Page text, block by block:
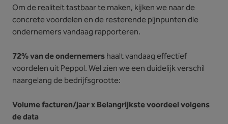
Om de realiteit tastbaar te maken, kijken we naar de
concrete voordelen en de resterende pijnpunten die
ondernemers vandaag rapporteren.
72% van de ondernemershaalt vandaag effectief
voordelen uit Peppol. Wel zien we een duidelijk verschil
naargelang de bedrijfsgrootte:
Volume facturen/jaar x Belangrijkste voordeel volgens
de data